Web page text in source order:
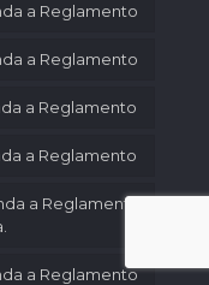
a Reglamento
a Reglamento
a Reglamento
a Reglamento
a Reglamento
a Reglamento